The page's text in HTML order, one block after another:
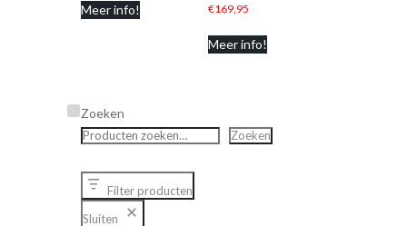
Meer info! €169,95
Meer info!
Zoeken
Zoeken
Filter producten
Sluiten